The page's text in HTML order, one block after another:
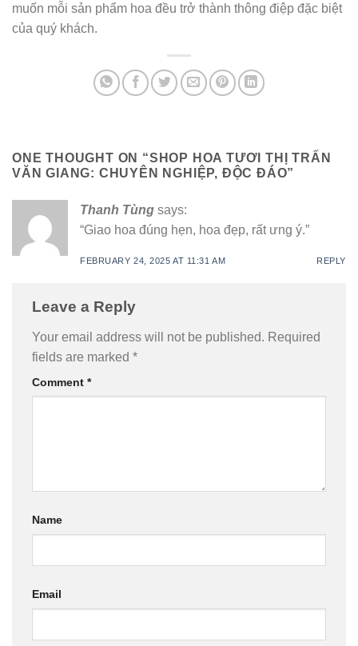
muốn mỗi sản phẩm hoa đều trở thành thông điệp đặc biệt
của quý khách.
ONE THOUGHT ON “SHOP HOA TƯƠI THỊ TRẤN
VĂN GIANG: CHUYÊN NGHIỆP, ĐỘC ĐÁO”
Thanh Tùng says:
“Giao hoa đúng hẹn, hoa đẹp, rất ưng ý.”
FEBRUARY 24, 2025 AT 11:31 AM REPLY
Leave a Reply
Your email address will not be published. Required
fields are marked *
Comment *
Name
Email